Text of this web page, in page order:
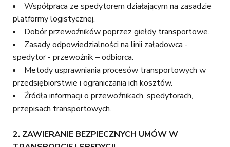
Współpraca ze spedytorem działającym na zasadzie
platformy logistycznej.
Dobór przewoźników poprzez giełdy transportowe.
Zasady odpowiedzialności na linii załadowca -
spedytor - przewoźnik – odbiorca.
Metody usprawniania procesów transportowych w
przedsiębiorstwie i ograniczania ich kosztów.
Źródła informacji o przewoźnikach, spedytorach,
przepisach transportowych.
2. ZAWIERANIE BEZPIECZNYCH UMÓW W